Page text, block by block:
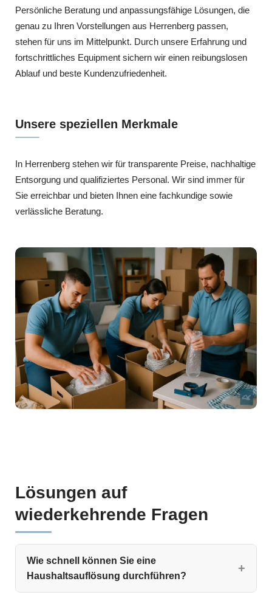
Persönliche Beratung und anpassungsfähige Lösungen, die
genau zu Ihren Vorstellungen aus Herrenberg passen,
stehen für uns im Mittelpunkt. Durch unsere Erfahrung und
fortschrittliches Equipment sichern wir einen reibungslosen
Ablauf und beste Kundenzufriedenheit.
Unsere speziellen Merkmale
In Herrenberg stehen wir für transparente Preise, nachhaltige
Entsorgung und qualifiziertes Personal. Wir sind immer für
Sie erreichbar und bieten Ihnen eine fachkundige sowie
verlässliche Beratung.
Lösungen auf
wiederkehrende Fragen
Wie schnell können Sie eine
Haushaltsauflösung durchführen?